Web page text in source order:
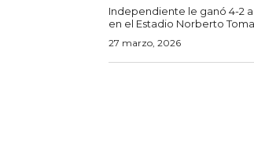
Independiente le ganó 4-2
en el Estadio Norberto
27 marzo, 2026